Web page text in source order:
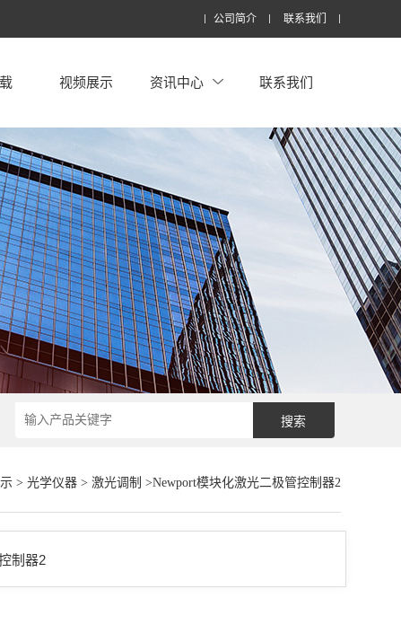
公司简介 联系我们
视频展示 资讯中心 联系我们
> 光学仪器> 激光调制 >Newport模块化激光二极管控制器2